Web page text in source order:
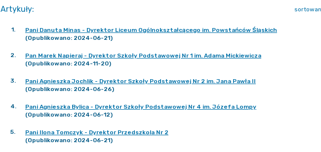
Artykuły:
1.
Pani Danuta Minas - Dyrektor Liceum Ogólnokształcącego im. Powstańców Śląskich
(Opublikowano: 2024-06-21)
2.
Pan Marek Napieraj - Dyrektor Szkoły Podstawowej Nr 1 im. Adama Mickiewicza
(Opublikowano: 2024-11-20)
3.
Pani Agnieszka Jochlik - Dyrektor Szkoły Podstawowej Nr 2 im. Jana Pawła II
(Opublikowano: 2024-06-26)
4.
Pani Agnieszka Bylica - Dyrektor Szkoły Podstawowej Nr 4 im. Józefa Lompy
(Opublikowano: 2024-06-12)
5.
Pani Ilona Tomczyk - Dyrektor Przedszkola Nr 2
(Opublikowano: 2024-06-21)